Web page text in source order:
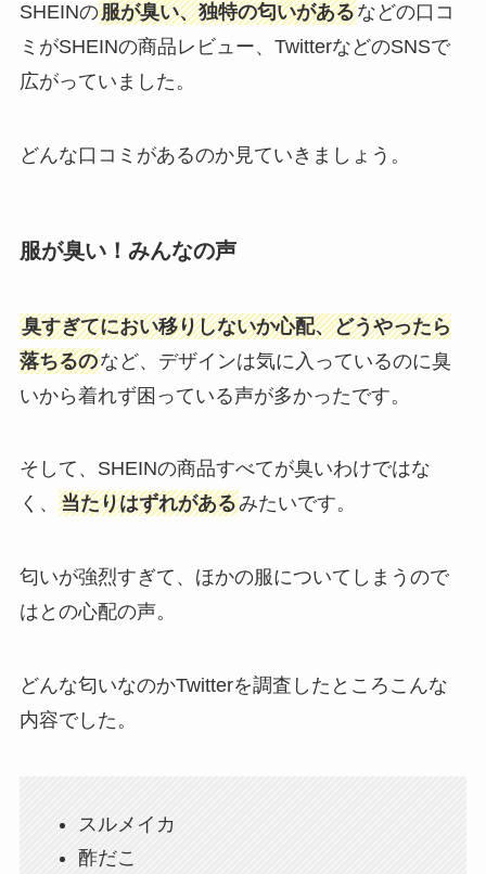
SHEINの服が臭い、独特の匂いがあるなどの口コ
ミがSHEINの商品レビュー、TwitterなどのSNSで
広がっていました。
どんな口コミがあるのか見ていきましょう。
服が臭い！みんなの声
臭すぎてにおい移りしないか心配、どうやったら
落ちるのなど、デザインは気に入っているのに臭
いから着れず困っている声が多かったです。
そして、SHEINの商品すべてが臭いわけではな
く、 当たりはずれがあるみたいです。
匂いが強烈すぎて、ほかの服についてしまうので
はとの心配の声。
どんな匂いなのかTwitterを調査したところこんな
内容でした。
スルメイカ
酢だこ